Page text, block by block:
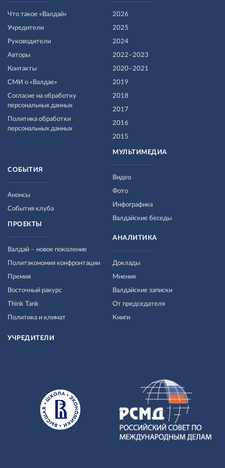
Что такое «Валдай»
Учредители
Руководители
Авторы
Контакты
СМИ о «Валдае»
Согласие на обработку
персональных данных
Политика обработки
персональных данных
2026
2025
2024
2022–2023
2020–2021
2019
2018
2017
2016
2015
МУЛЬТИМЕДИА
Видео
Фото
Инфографика
Валдайские беседы
СОБЫТИЯ
Анонсы
События клуба
ПРОЕКТЫ
Валдай – новое поколение
Политэкономия конфронтации
Премия
Восточный ракурс
Think Tank
Политика и климат
АНАЛИТИКА
Доклады
Мнения
Валдайские записки
От председателя
Книги
УЧРЕДИТЕЛИ